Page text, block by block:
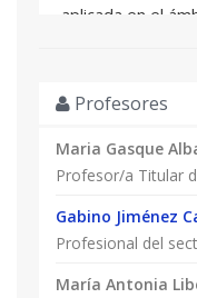
aplicada en el
económicas, etc.
pudiendo
personas
en economía y
interesados en
fotovoltaica, etc.
Profesores
Maria Gasque
Profesor/a Titular
Gabino Jiménez
Profesional del
María Antonia